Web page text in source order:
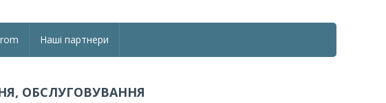
Наші партнери
ОБСЛУГОВУВАННЯ